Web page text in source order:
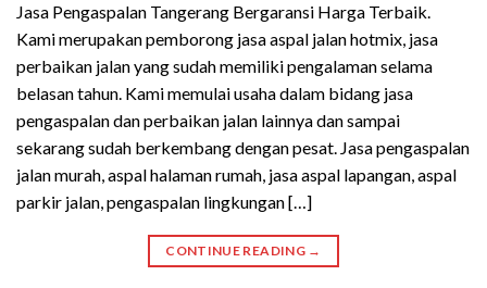
Jasa Pengaspalan Tangerang Bergaransi Harga Terbaik.
Kami merupakan pemborong jasa aspal jalan hotmix, jasa
perbaikan jalan yang sudah memiliki pengalaman selama
belasan tahun. Kami memulai usaha dalam bidang jasa
pengaspalan dan perbaikan jalan lainnya dan sampai
sekarang sudah berkembang dengan pesat. Jasa pengaspalan
jalan murah, aspal halaman rumah, jasa aspal lapangan, aspal
parkir jalan, pengaspalan lingkungan […]
CONTINUE READING →